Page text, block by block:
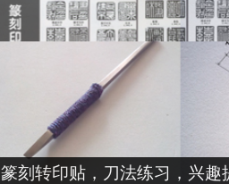
篆刻转印贴，刀法练习，兴趣